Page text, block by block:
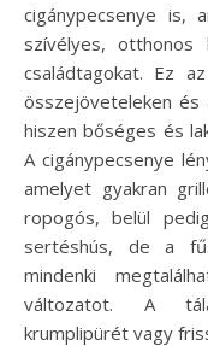
cigánypecsenye is,
szívélyes, otthonos
családtagokat. Ez
összejöveteleken és
hiszen bőséges és
A cigánypecsenye
amelyet gyakran
ropogós, belül
sertéshús, de a
mindenki
változatot. A
krumplipürét vagy